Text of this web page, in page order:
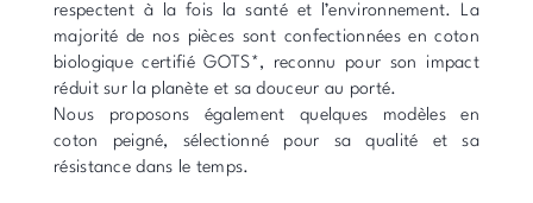
respectent à la fois la santé et l’environnement. La
majorité de nos pièces sont confectionnées en coton
biologique certifié GOTS*, reconnu pour son impact
réduit sur la planète et sa douceur au porté.
Nous proposons également quelques modèles en
coton peigné, sélectionné pour sa qualité et sa
résistance dans le temps.